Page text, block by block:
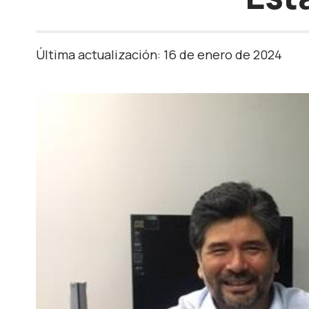
Última actualización: 16 de enero de 2024